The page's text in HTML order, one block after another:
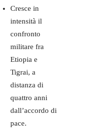
Cresce in
intensità il
confronto
militare fra
Etiopia e
Tigrai, a
distanza di
quattro anni
dall’accordo di
pace.